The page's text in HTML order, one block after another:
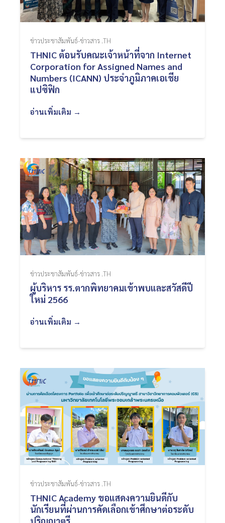
ข่าวประชาสัมพันธ์-ข่าวสาร .TH
THNIC ต้อนรับคณะเจ้าหน้าที่จาก Internet
Corporation for Assigned Names and
Numbers (ICANN) ประจำภูมิภาคเอเชีย
แปซิฟิก
อ่านเพิ่มเติม →
ข่าวประชาสัมพันธ์-ข่าวสาร .TH
ผู้บริหาร รร.ตากพิทยาคมเข้าพบและสวัสดีปี
ใหม่ 2566
อ่านเพิ่มเติม →
ข่าวประชาสัมพันธ์-ข่าวสาร .TH
THNIC Academy ขอแสดงความยินดีกับ
นักเรียนที่ผ่านการคัดเลือกเข้าศึกษาต่อระดับ